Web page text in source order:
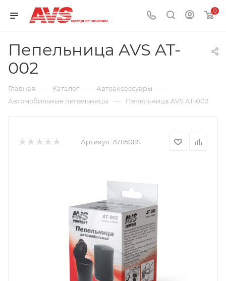
0
Пепельница AVS AT-
002
Главная — Каталог — Автоаксессуары —
Автомобильные пепельницы — Пепельница AVS AT-002
Артикул: A78508S